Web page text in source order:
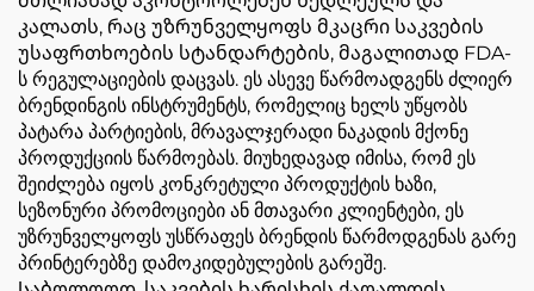
კალათს, რაც უზრუნველყოფს მკაცრი საკვების
უსაფრთხოების სტანდარტების, მაგალითად FDA-
ს რეგულაციების დაცვას. ეს ასევე წარმოადგენს ძლიერ
ბრენდინგის ინსტრუმენტს, რომელიც ხელს უწყობს
პატარა პარტიების, მრავალჯერადი ნაკადის მქონე
პროდუქციის წარმოებას. მიუხედავად იმისა, რომ ეს
შეიძლება იყოს კონკრეტული პროდუქტის ხაზი,
სეზონური პრომოციები ან მთავარი კლიენტები, ეს
უზრუნველყოფს უსწრაფეს ბრენდის წარმოდგენას გარე
პრინტერებზე დამოკიდებულების გარეშე.